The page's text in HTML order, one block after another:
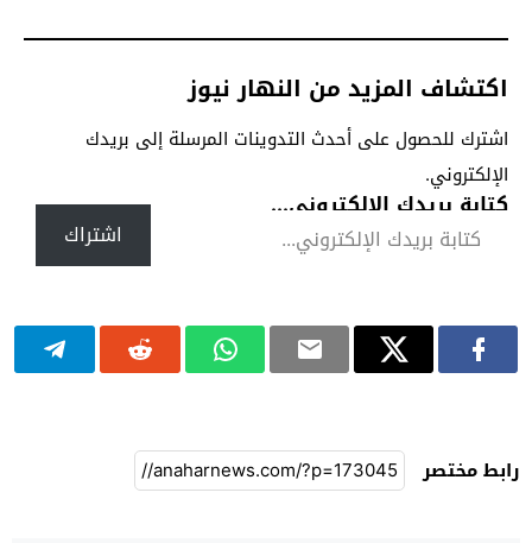
اكتشاف المزيد من النهار نيوز
اشترك للحصول على أحدث التدوينات المرسلة إلى بريدك
الإلكتروني.
كتابة بريدك الإلكتروني...
اشتراك
رابط مختصر